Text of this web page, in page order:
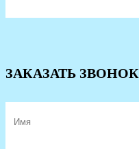
ЗАКАЗАТЬ ЗВОНОК